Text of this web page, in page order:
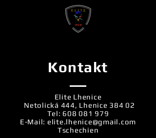
Kontakt
Elite Lhenice
Netolická 444, Lhenice 384 02
Tel: 608 081 979
E-Mail: elite.lhenice@gmail.com
Tschechien